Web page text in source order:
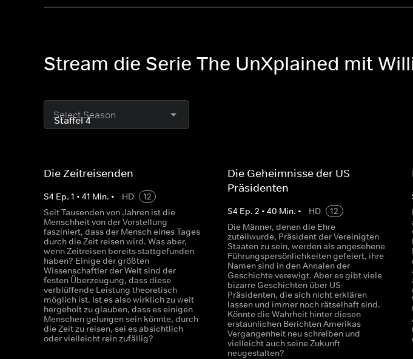
Stream die Serie The UnXplained mit
Select Season
Die Zeitreisenden
S4 Ep. 1 • 41 Min. • HD
12
Seit Tausenden von Jahren ist die
Menschheit von der Vorstellung
fasziniert, dass der Mensch eines Tages
durch die Zeit reisen wird. Was aber,
wenn Zeitreisen bereits stattgefunden
haben? Einige der größten
Wissenschaftler der Welt sind der
festen Überzeugung, dass diese
verblüffende Leistung theoretisch
möglich ist. Ist es also wirklich zu weit
hergeholt zu glauben, dass es einigen
Menschen gelungen sein könnte, durch
die Zeit zu reisen, sei es absichtlich
oder vielleicht rein zufällig?
Die Geheimnisse der US-
Präsidenten
S4 Ep.2 •40 Min. • HD
12
Die Männer, denen die Ehre
zuteilwurde, Präsident der Vereinigten
Staaten zu sein, werden als angesehene
Führungspersönlichkeiten gefeiert, ihre
Namen sind in den Annalen der
Geschichte verewigt. Aber es gibt viele
bizarre Geschichten über US-
Präsidenten, die sich nicht erklären
lassen und immer noch rätselhaft sind.
Könnte die Wahrheit hinter diesen
erstaunlichen Berichten Amerikas
Vergangenheit neu schreiben und
vielleicht auch seine Zukunft
neugestalten?